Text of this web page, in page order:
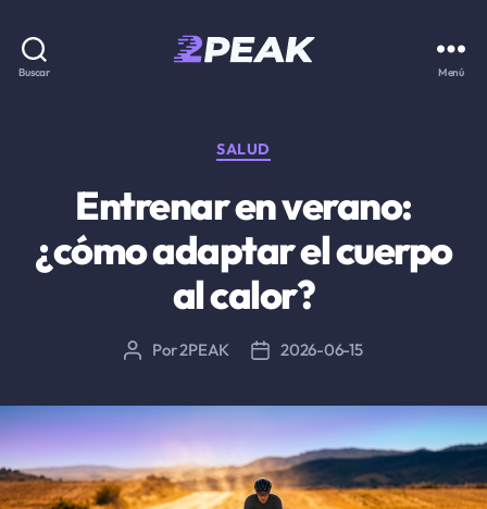
Buscar Menú
Categorías
SALUD
Entrenar en verano:
¿cómo adaptar el cuerpo
al calor?
Autor
entrada
Por2PEAK
Fecha
entrada
2026-06-15